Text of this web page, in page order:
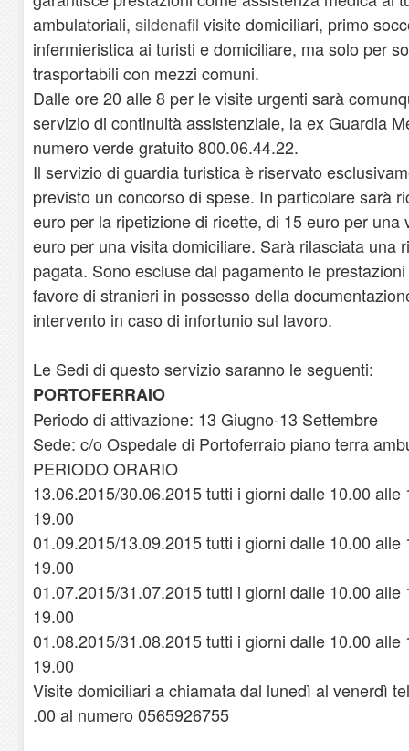
ambulatoriali, sildenafil visite domiciliari, primo
infermieristica ai turisti e domiciliare, ma solo per
trasportabili con mezzi comuni.
Dalle ore 20 alle 8 per le visite urgenti sarà
servizio di continuità assistenziale, la ex Guardia
numero verde gratuito 800.06.44.22.
Il servizio di guardia turistica è riservato
previsto un concorso di spese. In particolare sarà
euro per la ripetizione di ricette, di 15 euro per una
euro per una visita domiciliare. Sarà rilasciata una
pagata. Sono escluse dal pagamento le
favore di stranieri in possesso della
intervento in caso di infortunio sul lavoro.
Le Sedi di questo servizio saranno le seguenti:
PORTOFERRAIO
Periodo di attivazione: 13 Giugno-13 Settembre
Sede: c/o Ospedale di Portoferraio piano terra
PERIODO ORARIO
13.06.2015/30.06.2015 tutti i giorni dalle 10.00
19.00
01.09.2015/13.09.2015 tutti i giorni dalle 10.00 alle
19.00
01.07.2015/31.07.2015 tutti i giorni dalle 10.00 alle
19.00
01.08.2015/31.08.2015 tutti i giorni dalle 10.00 alle
19.00
Visite domiciliari a chiamata dal lunedì al venerdì
.00 al numero 0565926755